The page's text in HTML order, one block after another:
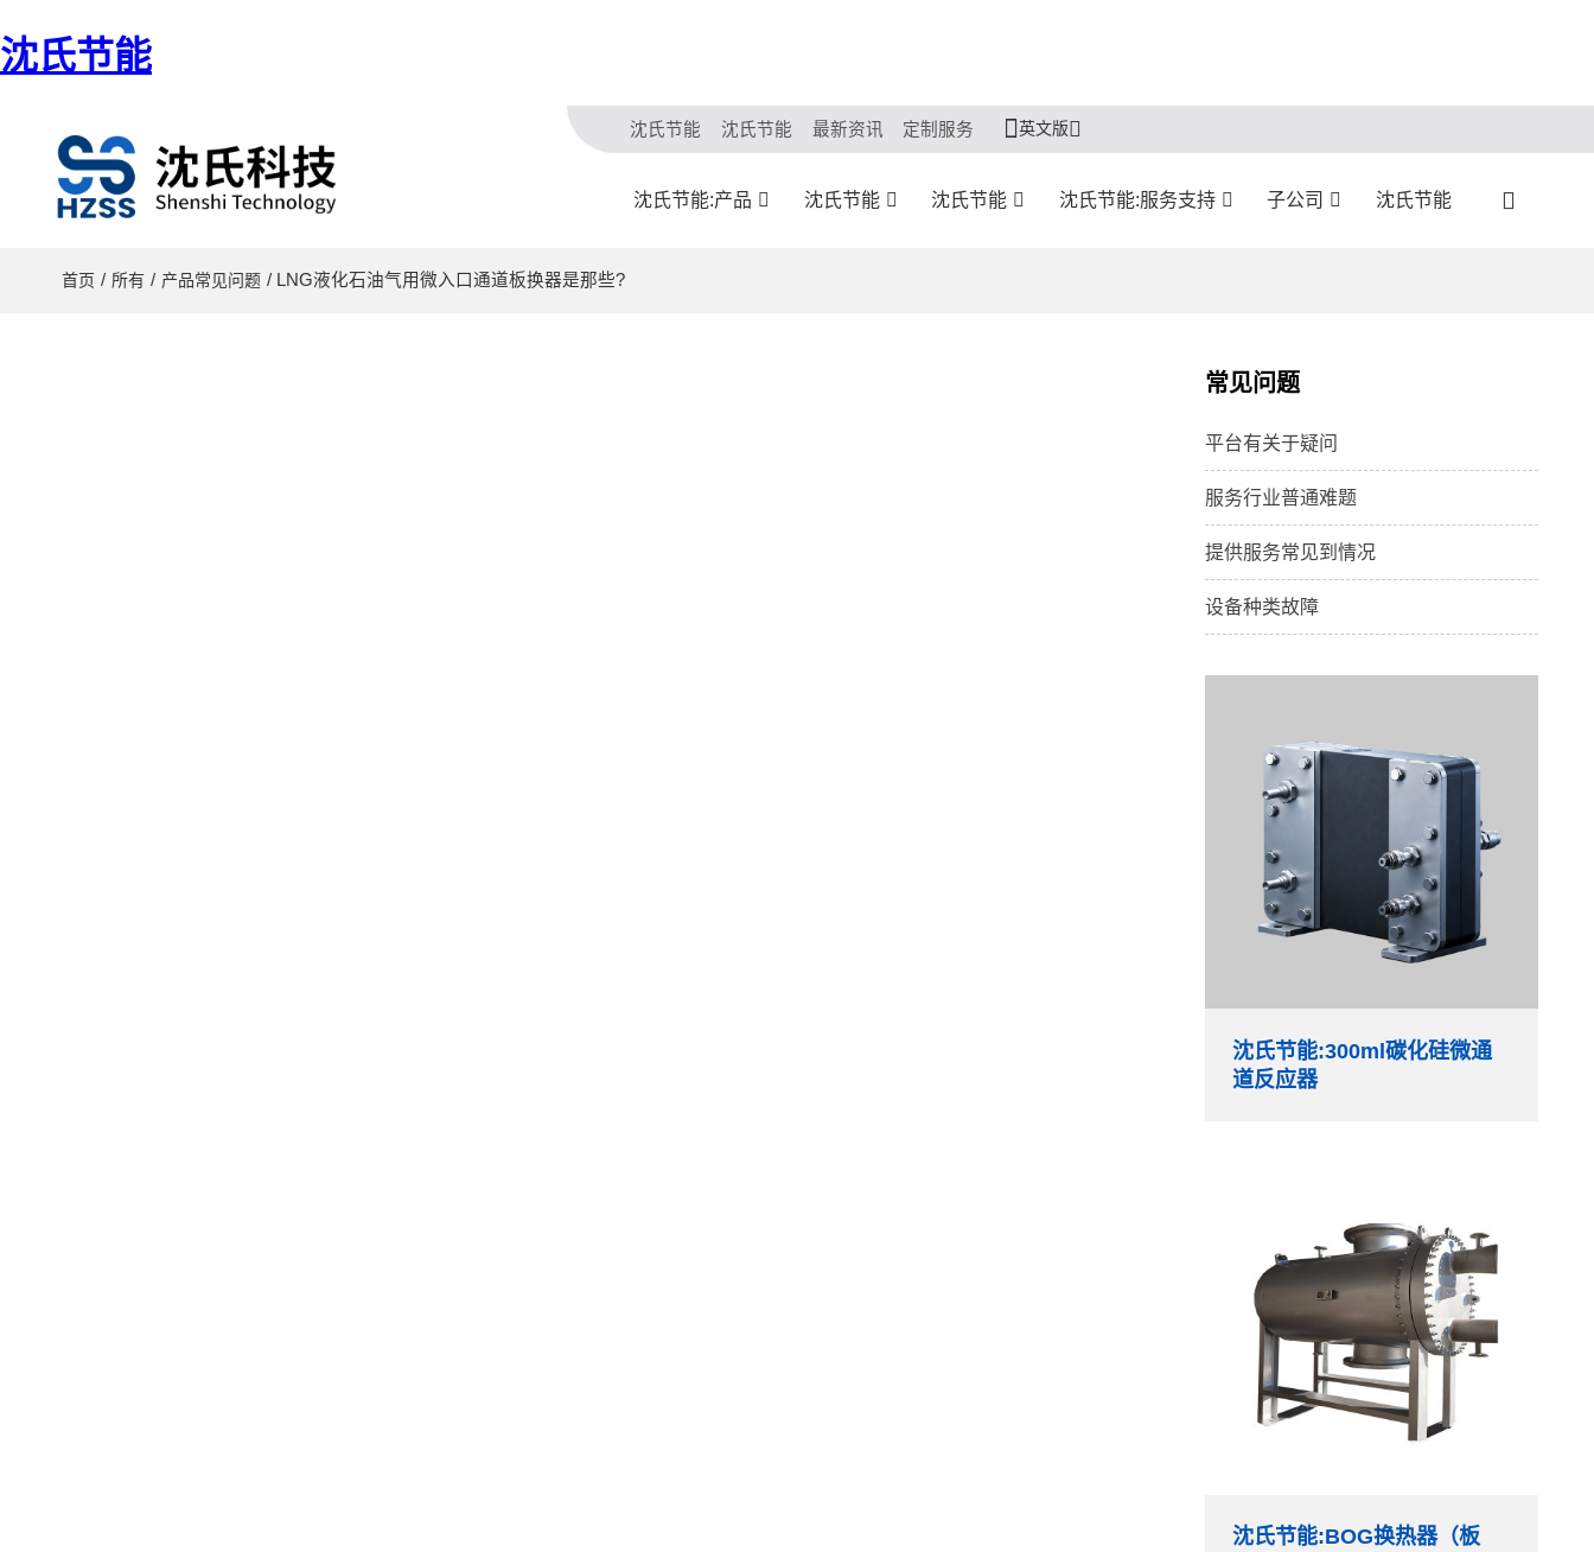
沈氏节能
沈氏节能 沈氏节能 最新资讯 定制服务 英文版
沈氏节能:产品 沈氏节能 沈氏节能 沈氏节能:服务支持 子公司 沈氏节能
首页 / 所有 / 产品常见问题 / LNG液化石油气用微入口通道板换器是那些?
常见问题
平台有关于疑问
服务行业普通难题
提供服务常见到情况
设备种类故障
沈氏节能:300ml碳化硅微通
道反应器
沈氏节能:BOG换热器（板